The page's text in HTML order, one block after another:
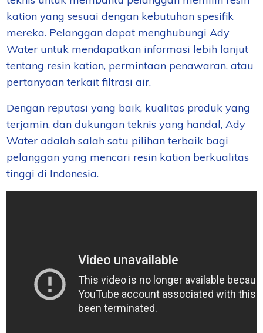
kation yang sesuai dengan kebutuhan spesifik
mereka. Pelanggan dapat menghubungi Ady
Water untuk mendapatkan informasi lebih lanjut
tentang resin kation, permintaan penawaran, atau
pertanyaan terkait filtrasi air.
Dengan reputasi yang baik, kualitas produk yang
terjamin, dan dukungan teknis yang handal, Ady
Water adalah salah satu pilihan terbaik bagi
pelanggan yang mencari resin kation berkualitas
tinggi di Indonesia.